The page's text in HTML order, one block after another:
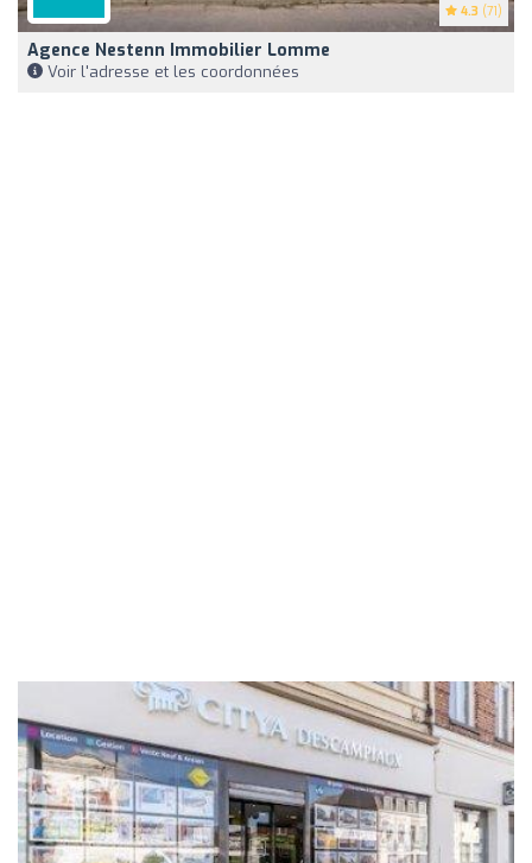
4.3 (71)
Agence Nestenn Immobilier Lomme
Voir l'adresse et les coordonnées